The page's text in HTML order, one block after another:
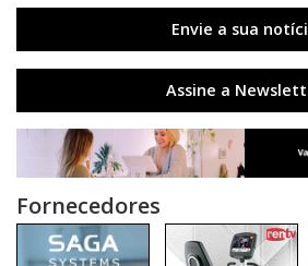
Envie a sua
Assine a
Fornecedores